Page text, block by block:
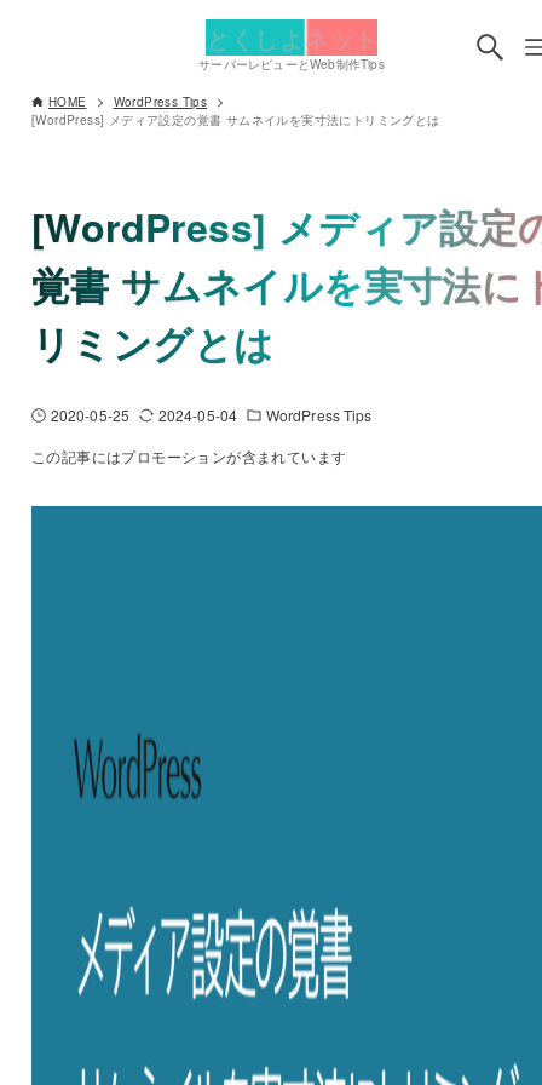
とくしよネット
サーバーレビューとWeb制作Tips
HOME
WordPress Tips
[WordPress] メディア設定の覚書 サムネイルを実寸法にトリミングとは
[WordPress] メディア設定
覚書 サムネイルを実寸法に
リミングとは
2020-05-25 2024-05-04
WordPress Tips
この記事にはプロモーションが含まれています